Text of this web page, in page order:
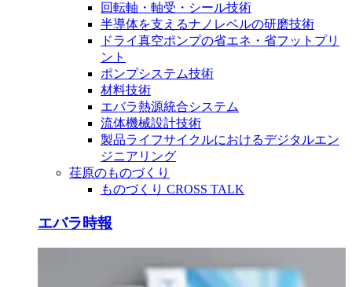
回転軸・軸受・シール技術
半導体を支えるナノレベルの研磨技術
ドライ真空ポンプの省エネ・省フットプリ
ント
ポンプシステム技術
材料技術
エバラ熱源統合システム
流体機械設計技術
製品ライフサイクルにおけるデジタルエン
ジニアリング
荏原のものづくり
ものづくり CROSS TALK
エバラ時報